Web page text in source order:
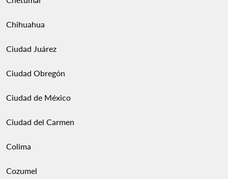
Chihuahua
Ciudad Juárez
Ciudad Obregón
Ciudad de México
Ciudad del Carmen
Colima
Cozumel